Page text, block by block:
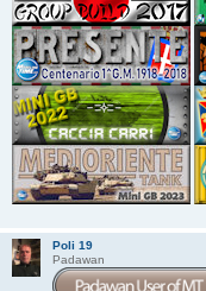
Poli 19
Padawan